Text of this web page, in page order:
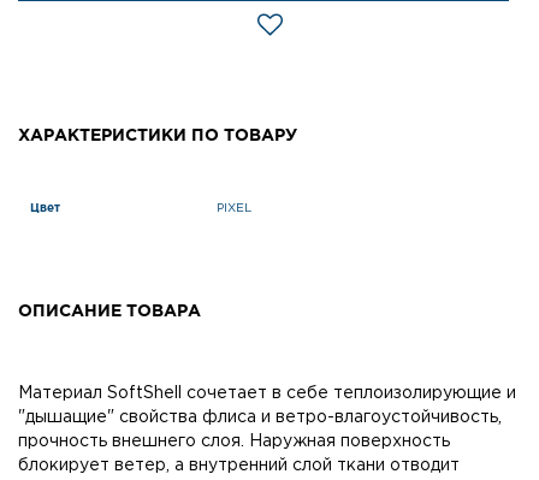
ХАРАКТЕРИСТИКИ ПО ТОВАРУ
Цвет PIXEL
ОПИСАНИЕ ТОВАРА
Материал SoftShell сочетает в себе теплоизолирующие и
"дышащие" свойства флиса и ветро-влагоустойчивость,
прочность внешнего слоя. Наружная поверхность
блокирует ветер, а внутренний слой ткани отводит